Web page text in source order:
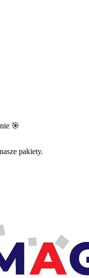
🎯
pakiety.